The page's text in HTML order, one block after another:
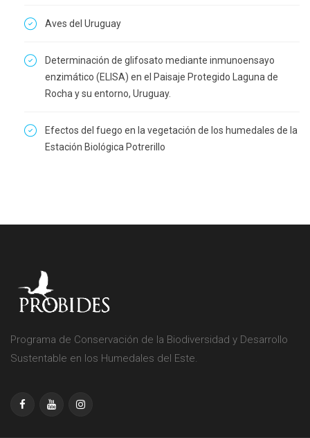
Aves del Uruguay
Determinación de glifosato mediante inmunoensayo
enzimático (ELISA) en el Paisaje Protegido Laguna de
Rocha y su entorno, Uruguay.
Efectos del fuego en la vegetación de los humedales de la
Estación Biológica Potrerillo
Programa de Conservación de la Biodiversidad y Desarrollo
Sustentable en los Humedales del Este.